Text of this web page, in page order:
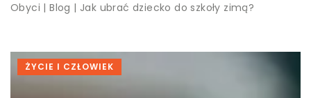
Obyci |Blog | Jak ubrać dziecko do szkoły zimą?
ŻYCIE I CZŁOWIEK